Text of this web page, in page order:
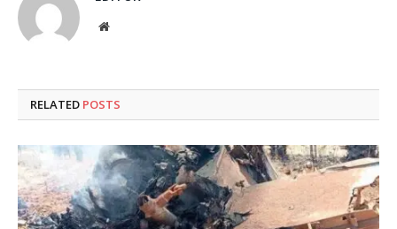
Website
RELATED POSTS